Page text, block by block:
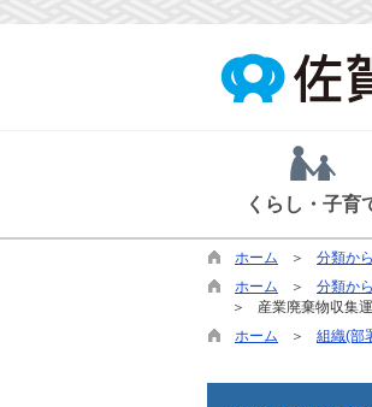
くらし・子育
ホーム 分類か
ホーム
分類か
産業廃棄物収集
ホーム
組織(部